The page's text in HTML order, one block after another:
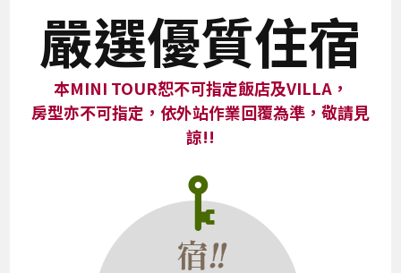
嚴選優質住宿
本MINI TOUR恕不可指定飯店及VILLA，
房型亦不可指定，依外站作業回覆為準，敬請見
諒!!